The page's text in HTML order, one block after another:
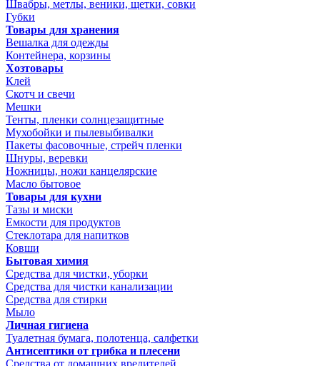
Швабры, метлы, веники, щетки, совки
Губки
Товары для хранения
Вешалка для одежды
Контейнера, корзины
Хозтовары
Клей
Скотч и свечи
Мешки
Тенты, пленки солнцезащитные
Мухобойки и пылевыбивалки
Пакеты фасовочные, стрейч пленки
Шнуры, веревки
Ножницы, ножи канцелярские
Масло бытовое
Товары для кухни
Тазы и миски
Емкости для продуктов
Стеклотара для напитков
Ковши
Бытовая химия
Средства для чистки, уборки
Средства для чистки канализации
Средства для стирки
Мыло
Личная гигиена
Туалетная бумага, полотенца, салфетки
Антисептики от грибка и плесени
Средства от домашних вредителей